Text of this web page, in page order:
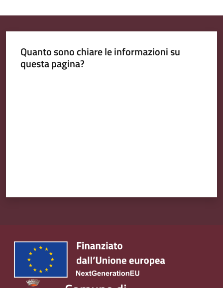
l
i
Quanto sono chiare le informazioni su
questa pagina?